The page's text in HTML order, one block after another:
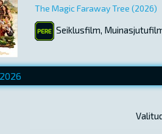
The Magic Faraway Tree (2026)
Seiklusfilm,